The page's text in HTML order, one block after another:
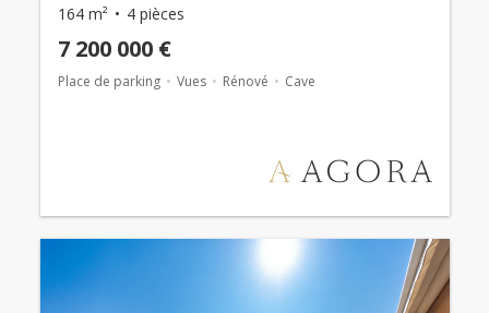
164 m² 4 pièces
7 200 000 €
Place de parking Vues Rénové Cave